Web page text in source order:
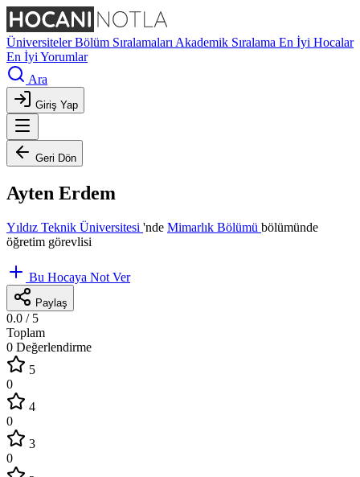
ÜniversitelerBölüm Sıralamaları Akademik Sıralama En İyi Hocalar
En İyi Yorumlar
Ara
Giriş Yap
Geri Dön
Ayten Erdem
Yıldız Teknik Üniversitesi 'nde Mimarlık Bölümü bölümünde
öğretim görevlisi
Bu Hocaya Not Ver
Paylaş
0.0 / 5
Toplam
0 Değerlendirme
5
0
4
0
3
0